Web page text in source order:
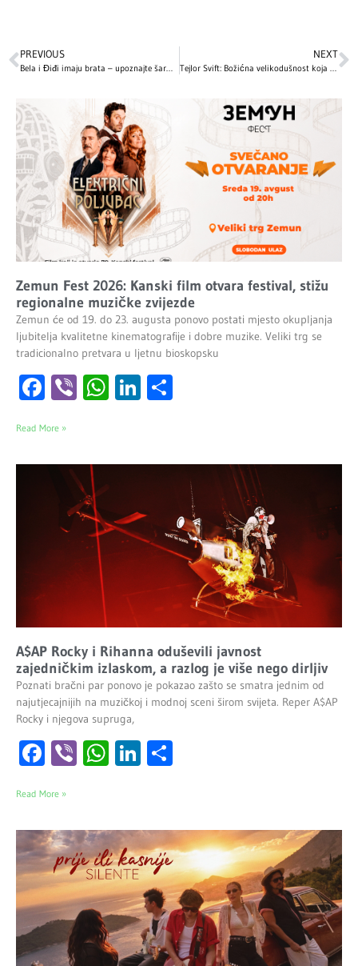
PREVIOUS
Bela i Điđi imaju brata – upoznajte šarmantnog Anvara Hadida!
NEXT
Tejlor Svift: Božićna velikodušnost koja oduševljava svijet
Zemun Fest 2026: Kanski film otvara festival, stižu
regionalne muzičke zvijezde
Zemun će od 19. do 23. augusta ponovo postati mjesto okupljanja
ljubitelja kvalitetne kinematografije i dobre muzike. Veliki trg se
tradicionalno pretvara u ljetnu bioskopsku
Facebook
ViberWhatsApp
LinkedIn
Read More »
A$AP Rocky i Rihanna oduševili javnost
zajedničkim izlaskom, a razlog je više nego dirljiv
Poznati bračni par ponovo je pokazao zašto se smatra jednim od
najutjecajnijih na muzičkoj i modnoj sceni širom svijeta. Reper A$AP
Rocky i njegova supruga,
Facebook
ViberWhatsApp
LinkedIn
Read More »